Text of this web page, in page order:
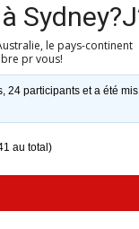
le pays-continent
pr vous!
24 participants et a été
au total)